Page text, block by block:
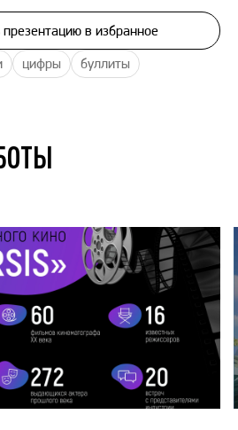
цифры буллиты
в избранное